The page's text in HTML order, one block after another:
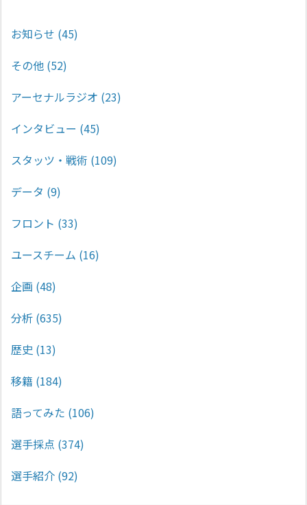
お知らせ (45)
その他 (52)
アーセナルラジオ (23)
インタビュー (45)
スタッツ・戦術 (109)
データ (9)
フロント (33)
ユースチーム (16)
企画 (48)
分析 (635)
歴史 (13)
移籍 (184)
語ってみた (106)
選手採点 (374)
選手紹介 (92)